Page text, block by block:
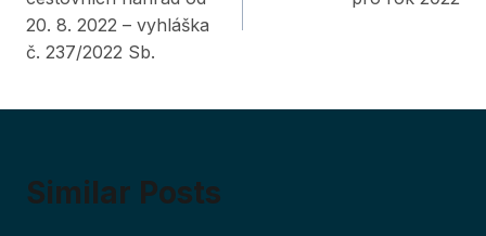
20. 8. 2022 – vyhláška
č. 237/2022 Sb.
Similar Posts